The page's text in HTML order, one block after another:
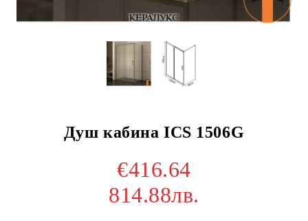
Душ кабина ICS 1506G
€416.64
814.88лв.